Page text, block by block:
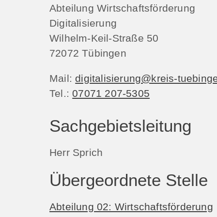
Abteilung Wirtschaftsförderung
Digitalisierung
Wilhelm-Keil-Straße 50
72072 Tübingen
Mail: digitalisierung@kreis-
Tel.: 07071 207-5305
Sachgebietsleitung
Herr Sprich
Übergeordnete Stelle
Abteilung 02: Wirtschaftsförderung